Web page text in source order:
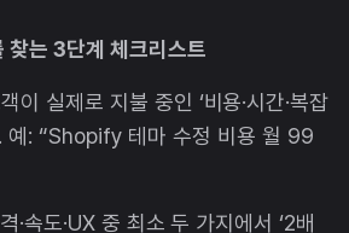
찾는 3단계 체크리스트
이 실제로 지불 중인 ‘비용·시간·복잡
예: “Shopify 테마 수정 비용 월 99
·속도·UX 중 최소 두 가지에서 ‘2배